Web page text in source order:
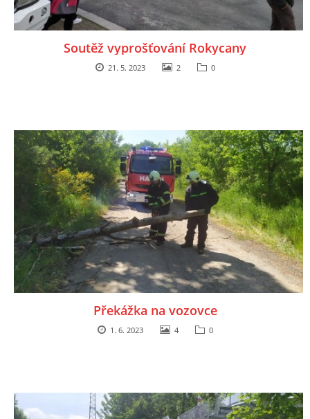
Soutěž vyprošťování Rokycany
21. 5. 2023 2 0
Překážka na vozovce
1. 6. 2023 4 0